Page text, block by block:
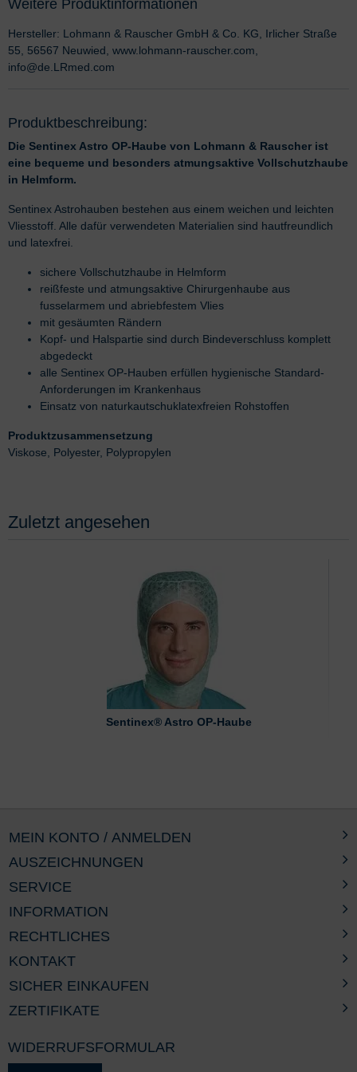
Weitere Produktinformationen
Hersteller: Lohmann & Rauscher GmbH & Co. KG, Irlicher Straße
55, 56567 Neuwied, www.lohmann-rauscher.com,
info@de.LRmed.com
Produktbeschreibung:
Die Sentinex Astro OP-Haube von Lohmann & Rauscher ist
eine bequeme und besonders atmungsaktive Vollschutzhaube
in Helmform.
Sentinex Astrohauben bestehen aus einem weichen und leichten
Vliesstoff. Alle dafür verwendeten Materialien sind hautfreundlich
und latexfrei.
sichere Vollschutzhaube in Helmform
reißfeste und atmungsaktive Chirurgenhaube aus
fusselarmem und abriebfestem Vlies
mit gesäumten Rändern
Kopf- und Halspartie sind durch Bindeverschluss komplett
abgedeckt
alle Sentinex OP-Hauben erfüllen hygienische Standard-
Anforderungen im Krankenhaus
Einsatz von naturkautschuklatexfreien Rohstoffen
Produktzusammensetzung
Viskose, Polyester, Polypropylen
Zuletzt angesehen
Sentinex® Astro OP-Haube
AUSZEICHNUNGEN
SERVICE
INFORMATION
RECHTLICHES
MEIN KONTO / ANMELDEN
KONTAKT
SICHER EINKAUFEN
ZERTIFIKATE
WIDERRUFSFORMULAR